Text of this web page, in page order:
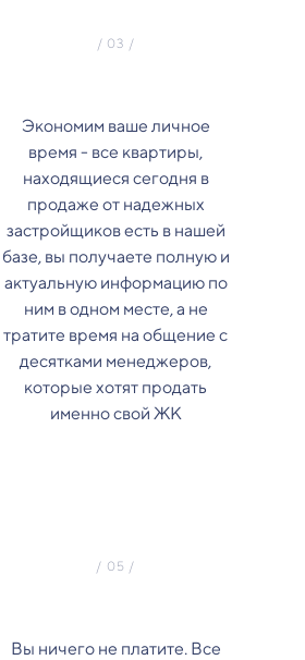
Экономим ваше личное
время - все квартиры,
находящиеся сегодня в
продаже от надежных
застройщиков есть в нашей
базе, вы получаете полную и
актуальную информацию по
ним в одном месте, а не
тратите время на общение с
десятками менеджеров,
которые хотят продать
именно свой ЖК
Вы ничего не платите. Все